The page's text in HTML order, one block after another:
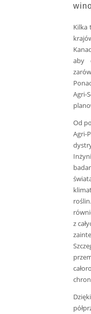
Kilka
aby
Agri-
Od
Agri-
z